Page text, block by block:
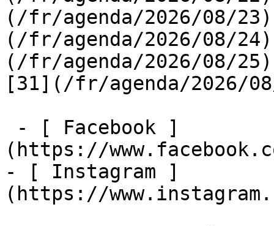
(/fr/agenda/2026/08/
(/fr/agenda/2026/08/
(/fr/agenda/2026/08/
[31](/fr/agenda/
(https://
- [ Instagram ]
(https://